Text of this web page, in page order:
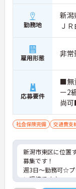
勤務地
新潟
Ｊ
雇用形態 非常
応募要件
■無
ー2
尚
社会保険完備 交通費支
新潟市東区に位置
募集です！
週3日～勤務可☆プ
い環境です♪